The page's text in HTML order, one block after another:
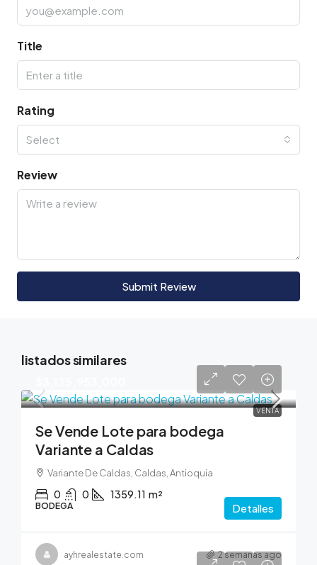
Title
Rating
Select
Review
Submit Review
listados similares
VENTA
Se Vende Lote para bodega
Variante a Caldas
Variante De Caldas, Caldas, Antioquia
0 0 1359.11 m²
BODEGA Detalles
ayhrealestate.com 2 semanas ago